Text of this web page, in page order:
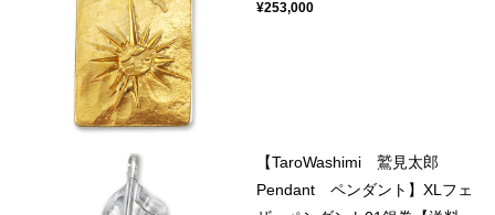
¥253,000
【TaroWashimi 鷲見太郎
Pendant ペンダント】XLフェ